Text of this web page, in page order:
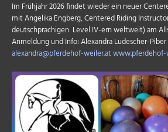
Im Frühjahr 2026 findet wieder ein neuer
mit Angelika Engberg, Centered Riding
deutschprachigen Level IV-ern weltweit) am
Anmeldung und Info: Alexandra Ludescher-Piber
alexandra@pferdehof-weiler.at